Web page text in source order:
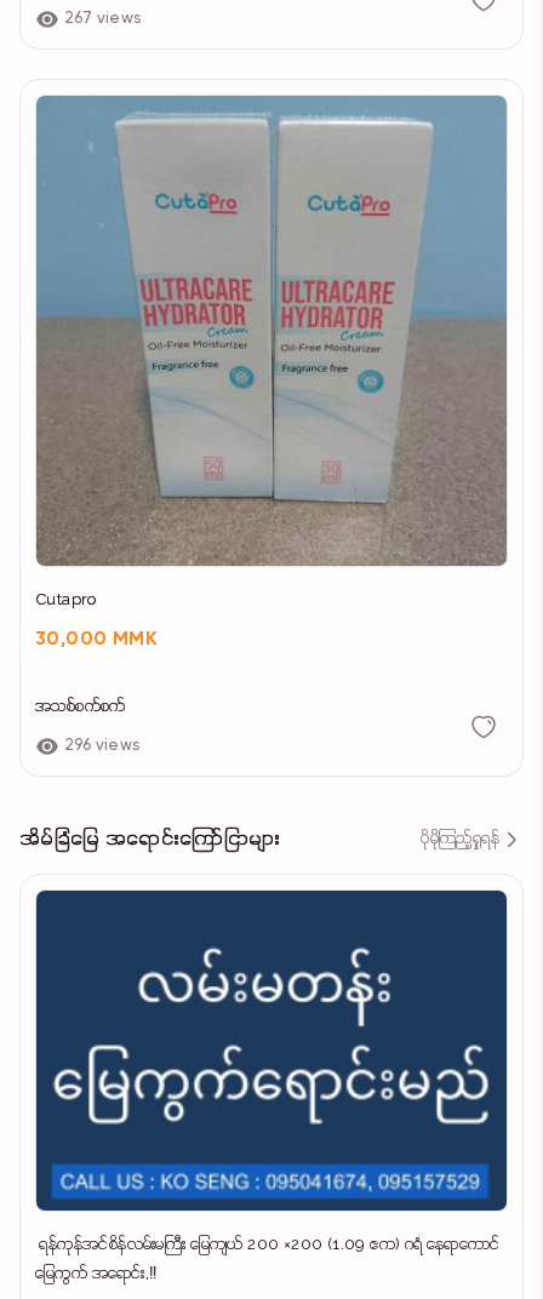
267 views
Cutapro
30,000 MMK
အသစ်စက်စက်
296 views
အိမ်ခြံမြေ အရောင်းကြော်ငြာများ ပိုမိုကြည့်ရှုရန်
‌ ရန်ကုန်အင်စိန်လမ်းမကြီး မြေကျယ် 200 ×200 (1.09 ဧက) ဂရံ နေရာကောင်
မြေကွက် အရောင်း,‼️